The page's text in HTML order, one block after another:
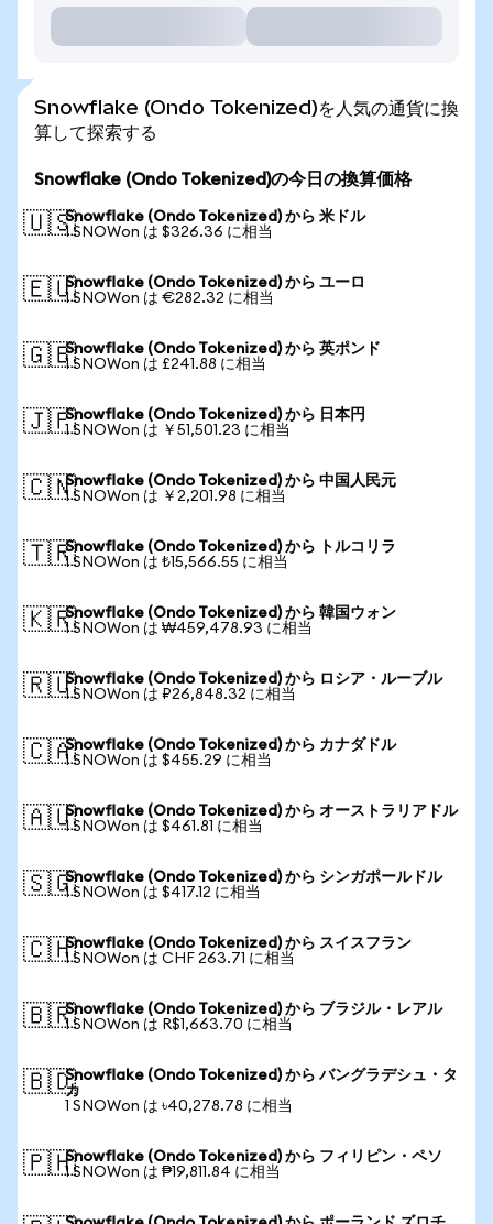
Snowflake (Ondo Tokenized)を人気の通貨に換
算して探索する
Snowflake (Ondo Tokenized)の今日の換算価格
🇺🇸Snowflake (Ondo Tokenized) から 米ドル
1 SNOWon は $326.36 に相当
🇪🇺Snowflake (Ondo Tokenized) から ユーロ
1 SNOWon は €282.32 に相当
🇬🇧Snowflake (Ondo Tokenized) から 英ポンド
1 SNOWon は £241.88 に相当
🇯🇵Snowflake (Ondo Tokenized) から 日本円
1 SNOWon は ￥51,501.23 に相当
🇨🇳Snowflake (Ondo Tokenized) から 中国人民元
1 SNOWon は ￥2,201.98 に相当
🇹🇷Snowflake (Ondo Tokenized) から トルコリラ
1 SNOWon は ₺15,566.55 に相当
🇰🇷Snowflake (Ondo Tokenized) から 韓国ウォン
1 SNOWon は ₩459,478.93 に相当
🇷🇺Snowflake (Ondo Tokenized) から ロシア・ルーブル
1 SNOWon は ₽26,848.32 に相当
🇨🇦Snowflake (Ondo Tokenized) から カナダドル
1 SNOWon は $455.29 に相当
🇦🇺Snowflake (Ondo Tokenized) から オーストラリアドル
1 SNOWon は $461.81 に相当
🇸🇬Snowflake (Ondo Tokenized) から シンガポールドル
1 SNOWon は $417.12 に相当
🇨🇭Snowflake (Ondo Tokenized) から スイスフラン
1 SNOWon は CHF 263.71 に相当
🇧🇷Snowflake (Ondo Tokenized) から ブラジル・レアル
1 SNOWon は R$1,663.70 に相当
🇧🇩Snowflake (Ondo Tokenized) から バングラデシュ・タ
カ
1 SNOWon は ৳40,278.78 に相当
🇵🇭Snowflake (Ondo Tokenized) から フィリピン・ペソ
1 SNOWon は ₱19,811.84 に相当